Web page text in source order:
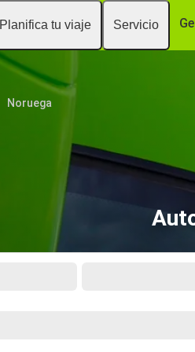
Planifica tu viaje Servicio
Noruega